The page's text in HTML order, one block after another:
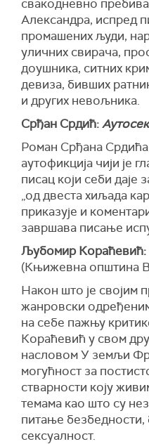
свакодневно
Александра, испред
промашених људи,
уличних свирача,
доушника, ситних
девиза, бивших
и других невољника.
Срђан Срдић:
Роман Срђана
аутофикција чији је
писац који себи даје
„од двеста хиљада
приказује и
завршава писање
Љубомир Кораћевић:
(Књижевна општина
Након што је својим
жанровски
на себе пажњу
Кораћевић у свом
насловом У земљи
могућност за
стварности коју
темама као што су
питање
сексуалност.